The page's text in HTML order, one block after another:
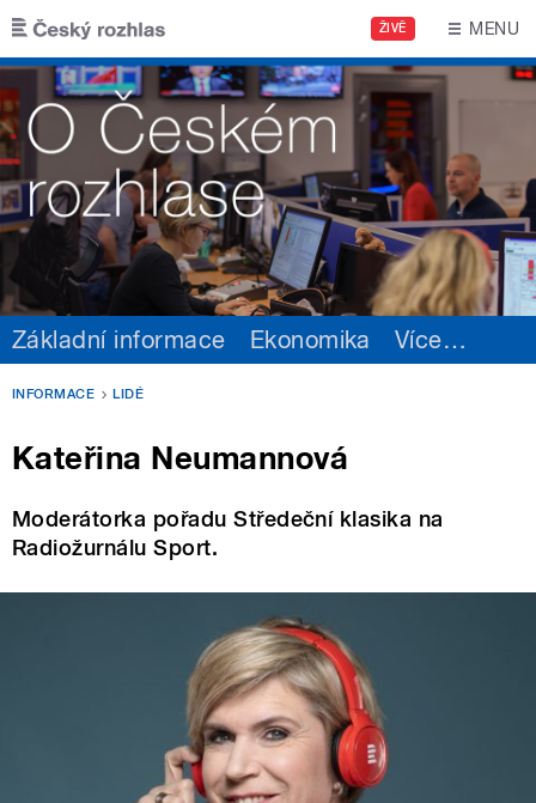
Přejít k hlavnímu obsahu
ŽIVĚ MENU
Základní informace Ekonomika Více…
INFORMACE LIDÉ
Kateřina Neumannová
Moderátorka pořadu Středeční klasika na
Radiožurnálu Sport.